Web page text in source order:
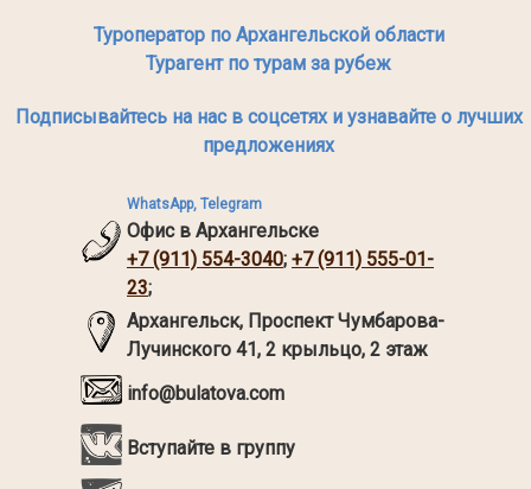
Туроператор по Архангельской области
Турагент по турам за рубеж
Подписывайтесь на нас в соцсетях и узнавайте о лучших
предложениях
WhatsApp, Telegram
Офис в Архангельске
+7 (911) 554-3040; +7 (911) 555-01-
23;
Архангельск, Проспект Чумбарова-
Лучинского 41, 2 крыльцо, 2 этаж
info@bulatova.com
Вступайте в группу